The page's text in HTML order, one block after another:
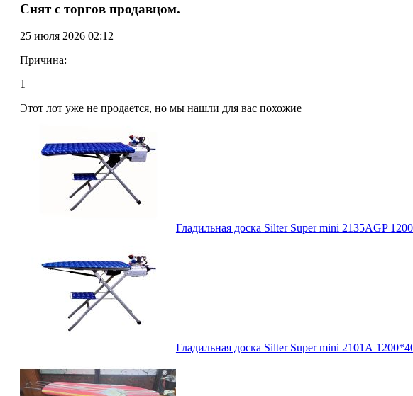
Снят с торгов продавцом.
25 июля 2026 02:12
Причина:
1
Этот лот уже не продается, но мы нашли для вас похожие
Гладильная доска Silter Super mini 2135АGP
Гладильная доска Silter Super mini 2101А